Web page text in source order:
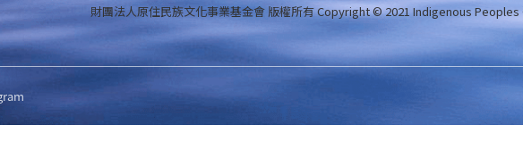
財團法人原住民族文化事業基金會 版權所有Copyright © 2021 Indigenous Peoples